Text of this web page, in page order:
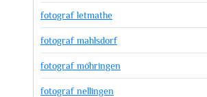
fotograf letmathe
fotograf mahlsdorf
fotograf möhringen
fotograf nellingen